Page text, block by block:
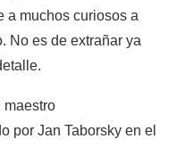
a muchos curiosos a
No es de extrañar ya
maestro
por Jan Taborsky en el